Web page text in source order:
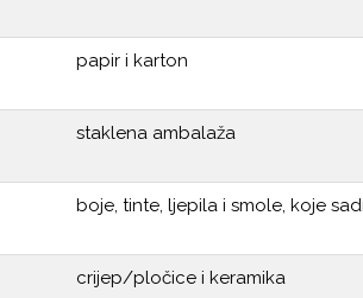
papir i karton
staklena ambalaža
boje, tinte, ljepila i smole, koje
crijep/pločice i keramika